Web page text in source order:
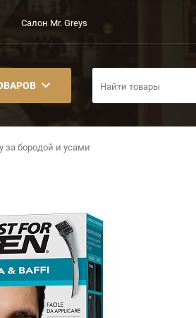
Салон Mr. Greys
за бородой и усами